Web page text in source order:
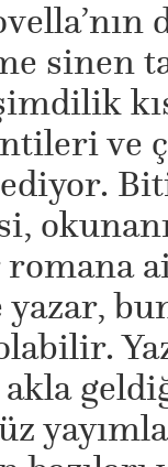
sinen
ve
romana